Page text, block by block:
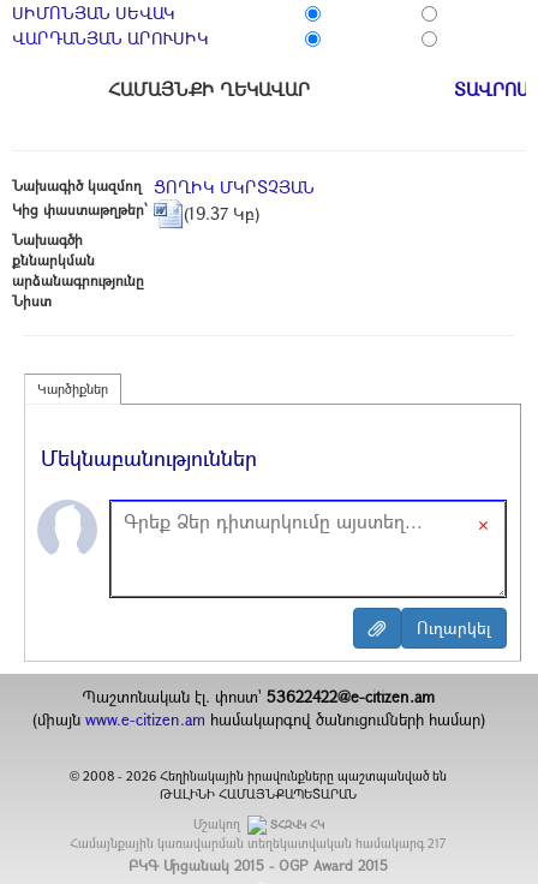
ՍԻՄՈՆՅԱՆ ՍԵՎԱԿ
ՎԱՐԴԱՆՅԱՆ ԱՐՈՒՍԻԿ
ՀԱՄԱՅՆՔԻ ՂԵԿԱՎԱՐ ՏԱՎՐՈՍ
Նախագիծ կազմող ՑՈՂԻԿ ՄԿՐՏՉՅԱՆ
Կից փաստաթղթեր՝ (19.37 Կբ)
Նախագծի
քննարկման
արձանագրությունը
Նիստ
Կարծիքներ
Մեկնաբանություններ
×
Պաշտոնական էլ. փոստ`53622422@e-citizen.am
(միայն www.e-citizen.am համակարգով ծանուցումների համար)
© 2008 -2026 Հեղինակային իրավունքները պաշտպանված են
ԹԱԼԻՆԻ ՀԱՄԱՅՆՔԱՊԵՏԱՐԱՆ
Մշակող
ՏՀԶՎԿ ՀԿ
Համայնքային կառավարման տեղեկատվական համակարգ 217
ԲԿԳ Մրցանակ 2015 - OGP Award 2015